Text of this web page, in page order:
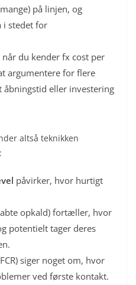
på linjen, og
i stedet for
du kender fx cost per
argumentere for flere
eller investering
altså teknikken
påvirker, hvor hurtigt
opkald) fortæller, hvor
potentielt tager deres
siger noget om, hvor
ved første kontakt.